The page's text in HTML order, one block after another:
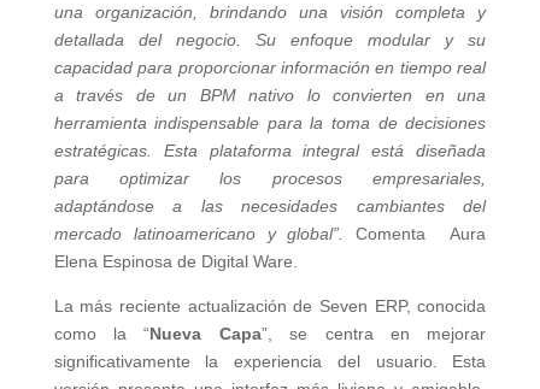
una organización, brindando una visión completa y
detallada del negocio. Su enfoque modular y su
capacidad para proporcionar información en tiempo real
a través de un BPM nativo lo convierten en una
herramienta indispensable para la toma de decisiones
estratégicas. Esta plataforma integral está diseñada
para optimizar los procesos empresariales,
adaptándose a las necesidades cambiantes del
mercado latinoamericano y global”.
Comenta Aura
Elena Espinosa de Digital Ware.
La más reciente actualización de Seven ERP, conocida
como la “Nueva Capa”, se centra en mejorar
significativamente la experiencia del usuario. Esta